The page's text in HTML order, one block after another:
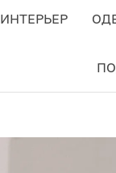
ИНТЕРЬЕР